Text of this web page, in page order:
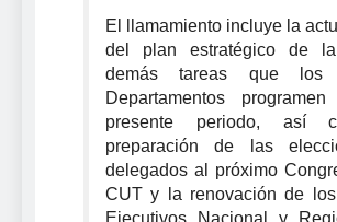
El llamamiento incluye la
del plan estratégico de
demás tareas que los
Departamentos
presente periodo, así
preparación de las
delegados al próximo
CUT y la renovación de
Ejecutivos Nacional y